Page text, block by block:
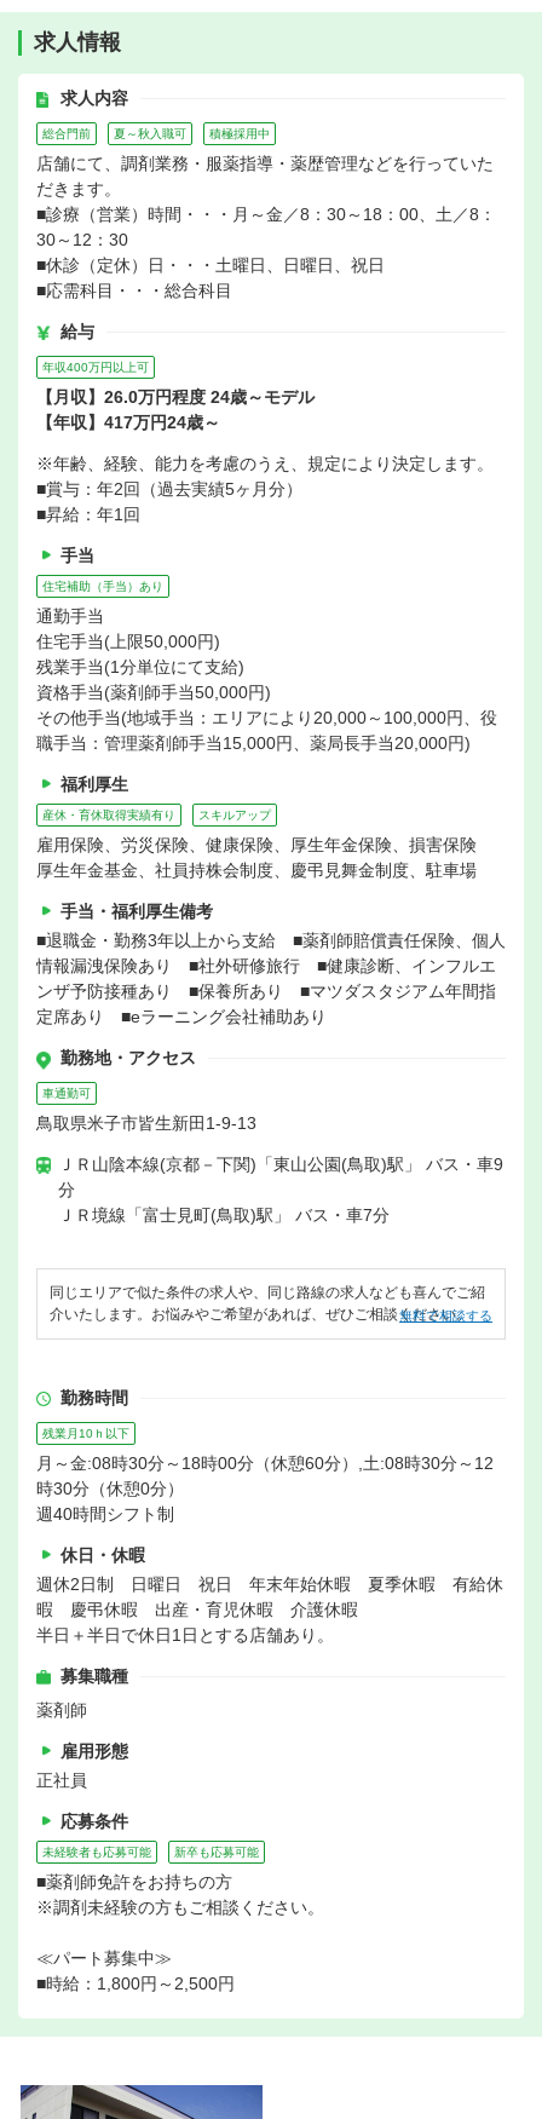
求人情報
求人内容
総合門前 夏～秋入職可 積極採用中
店舗にて、調剤業務・服薬指導・薬歴管理などを行っていた
だきます。
■診療（営業）時間・・・月～金／8：30～18：00、土／8：
30～12：30
■休診（定休）日・・・土曜日、日曜日、祝日
■応需科目・・・総合科目
給与
年収400万円以上可
【月収】26.0万円程度 24歳～モデル
【年収】417万円24歳～
※年齢、経験、能力を考慮のうえ、規定により決定します。
■賞与：年2回（過去実績5ヶ月分）
■昇給：年1回
手当
住宅補助（手当）あり
通勤手当
住宅手当(上限50,000円)
残業手当(1分単位にて支給)
資格手当(薬剤師手当50,000円)
その他手当(地域手当：エリアにより20,000～100,000円、役
職手当：管理薬剤師手当15,000円、薬局長手当20,000円)
福利厚生
産休・育休取得実績有り スキルアップ
雇用保険、労災保険、健康保険、厚生年金保険、損害保険
厚生年金基金、社員持株会制度、慶弔見舞金制度、駐車場
手当・福利厚生備考
■退職金・勤務3年以上から支給 ■薬剤師賠償責任保険、個人
情報漏洩保険あり ■社外研修旅行 ■健康診断、インフルエ
ンザ予防接種あり ■保養所あり ■マツダスタジアム年間指
定席あり ■eラーニング会社補助あり
勤務地・アクセス
車通勤可
鳥取県米子市皆生新田1-9-13
ＪＲ山陰本線(京都－下関)「東山公園(鳥取)駅」 バス・車9
分
ＪＲ境線「富士見町(鳥取)駅」 バス・車7分
同じエリアで似た条件の求人や、同じ路線の求人なども喜んでご紹
介いたします。お悩みやご希望があれば、ぜひご相談ください。
無料で相談する
勤務時間
残業月10ｈ以下
月～金:08時30分～18時00分（休憩60分）,土:08時30分～12
時30分（休憩0分）
週40時間シフト制
休日・休暇
週休2日制 日曜日 祝日 年末年始休暇 夏季休暇 有給休
暇 慶弔休暇 出産・育児休暇 介護休暇
半日＋半日で休日1日とする店舗あり。
募集職種
薬剤師
雇用形態
正社員
応募条件
未経験者も応募可能 新卒も応募可能
■薬剤師免許をお持ちの方
※調剤未経験の方もご相談ください。
≪パート募集中≫
■時給：1,800円～2,500円